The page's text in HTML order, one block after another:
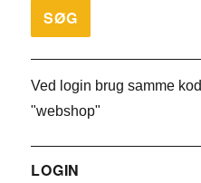
Ved login brug samme
"webshop"
LOGIN